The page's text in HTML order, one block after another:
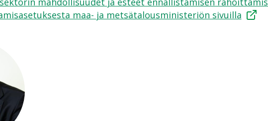
maa- ja metsätalousministeriön sivuilla